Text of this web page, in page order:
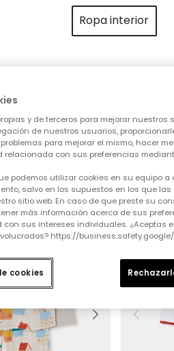
Ropa interior
12 (152 cm) Borrar todo
y de terceros para mejorar nuestros
de nuestros usuarios,
para mejorar el mismo, hacer
relacionada con sus preferencias
podemos utilizar cookies en su equipo
salvo en los supuestos en los que
sitio web. En caso de que preste su
más información acerca de sus
con sus intereses individuales. ¿Aceptas
https://
cookies